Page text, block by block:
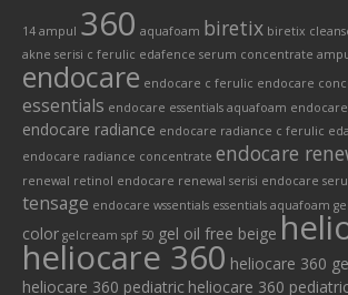
14 ampul 360 aquafoam biretix biretix
akne serisi c ferulic edafence serum concentrate
endocare endocare c ferulic endocare
essentials endocare essentials aquafoam
endocare radiance endocare radiance c ferulic
endocare radiance concentrate endocare
renewal retinol endocare renewal serisi endocare
tensage endocare wssentials essentials aquafoam
color gelcream spf 50 gel oil free beige
heliocare 360 heliocare 360
heliocare 360 pediatric heliocare 360